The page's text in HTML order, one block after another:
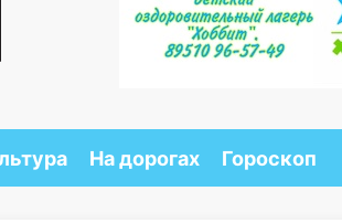
На дорогах Гороскоп